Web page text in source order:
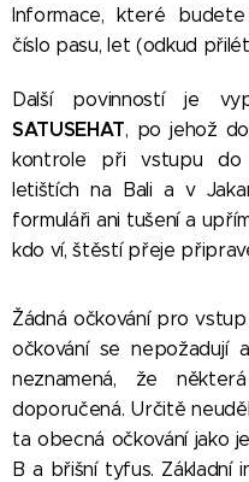
Informace, které
číslo pasu, let (odkud
Další povinností je
SATUSEHAT, po jehož
kontrole při vstupu do
letištích na Bali a v
formuláři ani tušení a
kdo ví, štěstí přeje
Žádná očkování pro
očkování se
neznamená, že
doporučená. Určitě
ta obecná očkování jako
B a břišní tyfus. Základní